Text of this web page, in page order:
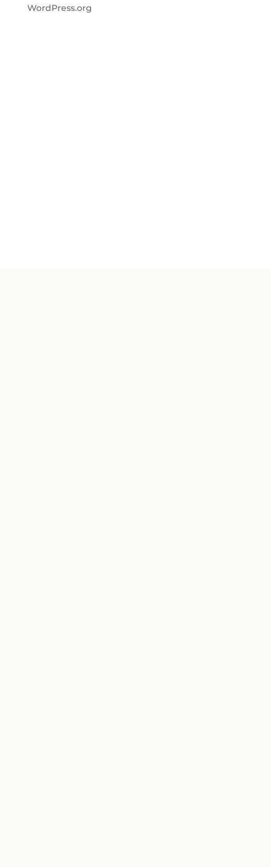
WordPress.org